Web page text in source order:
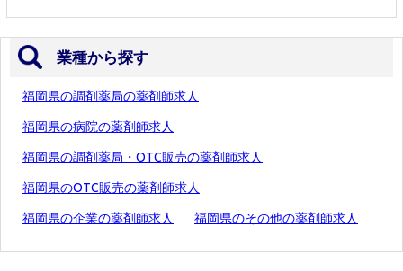
業種から探す
福岡県の調剤薬局の薬剤師求人
福岡県の病院の薬剤師求人
福岡県の調剤薬局・OTC販売の薬剤師求人
福岡県のOTC販売の薬剤師求人
福岡県の企業の薬剤師求人 福岡県のその他の薬剤師求人